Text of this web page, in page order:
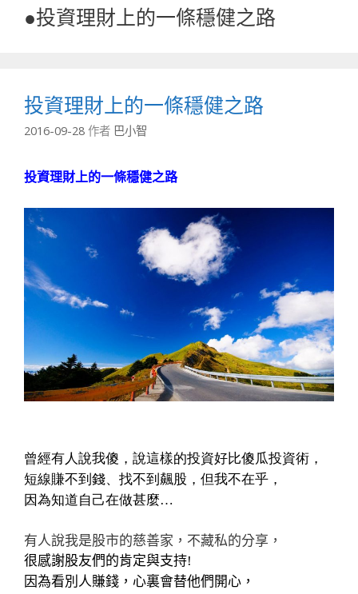
●投資理財上的一條穩健之路
投資理財上的一條穩健之路
2016-09-28 作者 巴小智
投資理財上的一條穩健之路
曾經有人說我傻，說這樣的投資好比傻瓜投資術，
短線賺不到錢、找不到飆股，但我不在乎，
因為知道自己在做甚麼…
有人說我是股市的慈善家，不藏私的分享，
很感謝股友們的肯定與支持!
因為看別人賺錢，心裏會替他們開心，